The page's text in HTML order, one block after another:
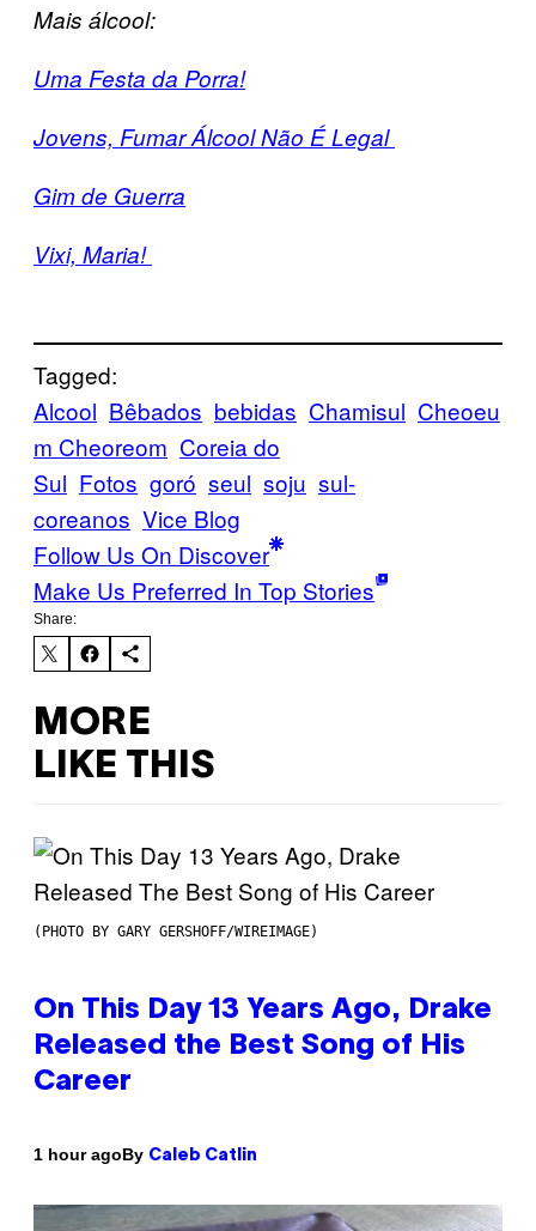
Mais álcool:
Uma Festa da Porra!
Jovens, Fumar Álcool Não É Legal
Gim de Guerra
Vixi, Maria!
Tagged:
Alcool Bêbados bebidas Chamisul Cheoeu
m Cheoreom Coreia do
Sul Fotos goró seul soju sul-
coreanos Vice Blog
Follow Us On Discover
Make Us Preferred In Top Stories
Share:
MORE
LIKE THIS
(PHOTO BY GARY GERSHOFF/WIREIMAGE)
On This Day 13 Years Ago, Drake
Released the Best Song of His
Career
1 hour agoBy Caleb Catlin